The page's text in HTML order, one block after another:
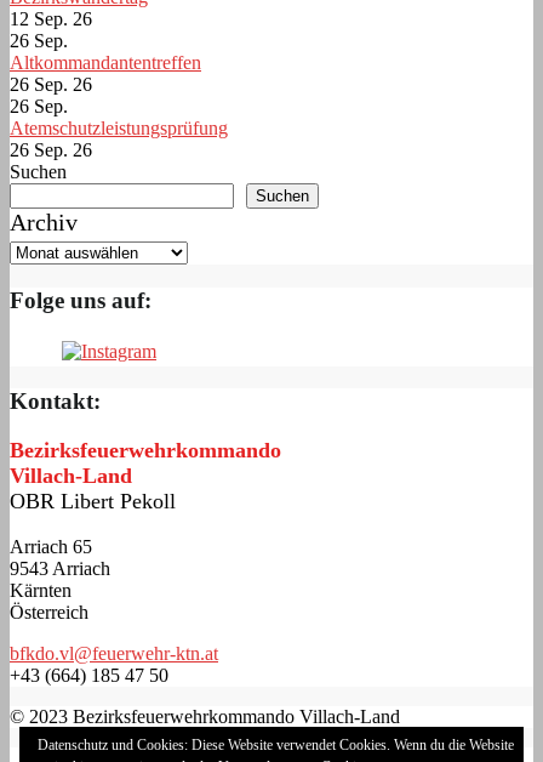
12 Sep. 26
26 Sep.
Altkommandantentreffen
26 Sep. 26
26 Sep.
Atemschutzleistungsprüfung
26 Sep. 26
Suchen
Suchen
Archiv
Folge uns auf:
Kontakt:
Bezirksfeuerwehrkommando
Villach-Land
OBR Libert Pekoll
Arriach 65
9543 Arriach
Kärnten
Österreich
bfkdo.vl@feuerwehr-ktn.at
+43 (664) 185 47 50
© 2023 Bezirksfeuerwehrkommando Villach-Land
Datenschutz und Cookies: Diese Website verwendet Cookies. Wenn du die Website